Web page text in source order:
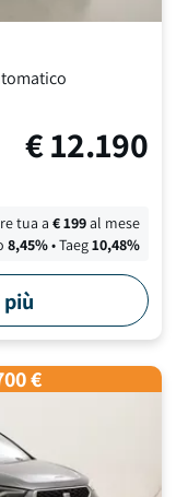
€12.190
tua a€199al mese
8,45%• Taeg10,48%
più
€